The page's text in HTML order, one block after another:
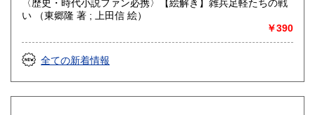
〈歴史・時代小説ファン必携〉【絵解き】雑兵足軽たちの戦
い （東郷隆 著 ; 上田信 絵）
￥390
全ての新着情報